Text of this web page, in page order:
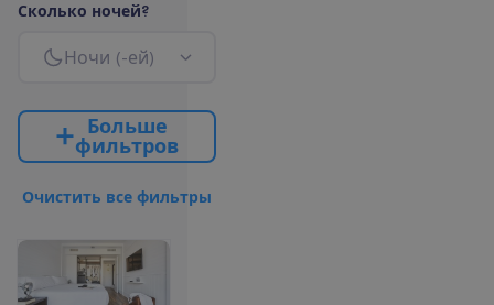
Сколько ночей?
Ночи (-ей)
Больше
фильтров
Очистить все фильтры